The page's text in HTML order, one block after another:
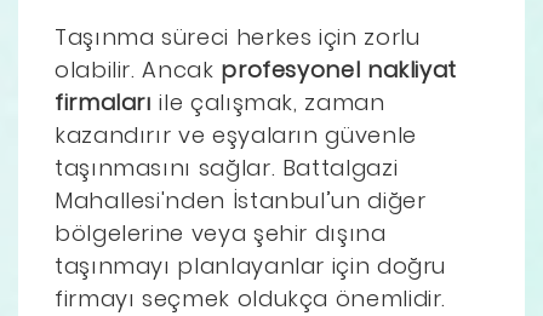
Taşınma süreci herkes için zorlu
olabilir. Ancak profesyonel nakliyat
firmaları ile çalışmak, zaman
kazandırır ve eşyaların güvenle
taşınmasını sağlar. Battalgazi
Mahallesi'nden İstanbul’un diğer
bölgelerine veya şehir dışına
taşınmayı planlayanlar için doğru
firmayı seçmek oldukça önemlidir.